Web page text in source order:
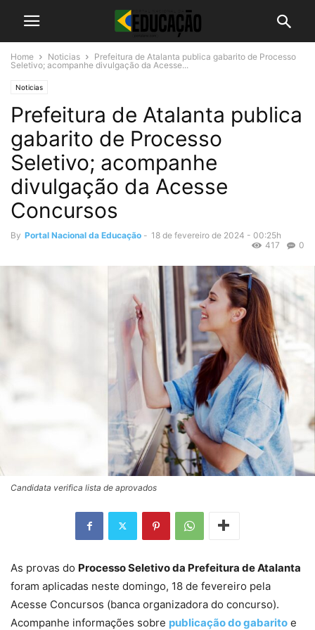
Home Noticias
Prefeitura de Atalanta publica gabarito de Processo
Seletivo; acompanhe divulgação da Acesse...
Noticias
Prefeitura de Atalanta publica
gabarito de Processo
Seletivo; acompanhe
divulgação da Acesse
Concursos
By Portal Nacional da Educação - 18 de fevereiro de 2024 - 00:25h
0
417
Candidata verifica lista de aprovados
As provas do Processo Seletivo da Prefeitura de Atalanta
foram aplicadas neste domingo, 18 de fevereiro pela
Acesse Concursos (banca organizadora do concurso).
Acompanhe informações sobre publicação do gabarito e